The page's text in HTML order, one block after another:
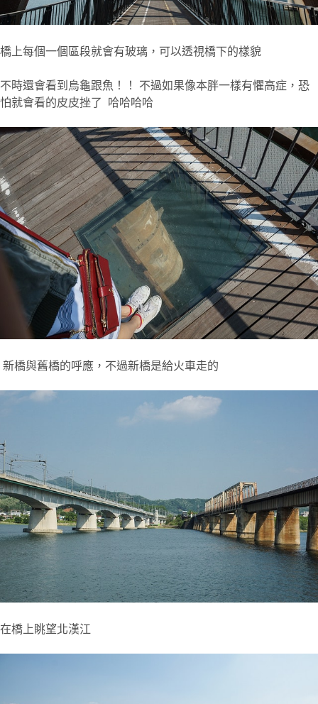
橋上每個一個區段就會有玻璃，可以透視橋下的樣貌
不時還會看到烏龜跟魚！！ 不過如果像本胖一樣有懼高症，恐
怕就會看的皮皮挫了 哈哈哈哈
新橋與舊橋的呼應，不過新橋是給火車走的
在橋上眺望北漢江